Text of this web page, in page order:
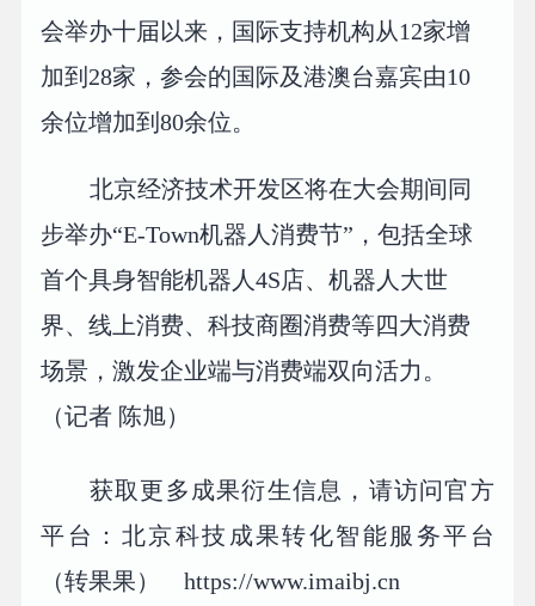
会举办十届以来，国际支持机构从12家增
加到28家，参会的国际及港澳台嘉宾由10
余位增加到80余位。
北京经济技术开发区将在大会期间同
步举办“E-Town机器人消费节”，包括全球
首个具身智能机器人4S店、机器人大世
界、线上消费、科技商圈消费等四大消费
场景，激发企业端与消费端双向活力。
（记者 陈旭）
获取更多成果衍生信息，请访问官方
平台：北京科技成果转化智能服务平台
（转果果） https://www.imaibj.cn